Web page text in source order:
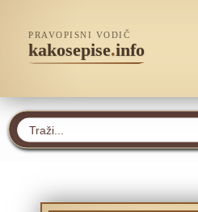
PRAVOPISNI VODIČ
kakosepise.info